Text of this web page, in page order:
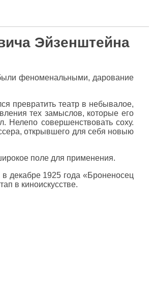
Эйзенштейна
феноменальными, дарование
превратить театр в небывалое,
тех замыслов, которые его
Нелепо совершенствовать соху.
открывшего для себя новыю
поле для применения.
декабре 1925 года «Броненосец
в киноискусстве.